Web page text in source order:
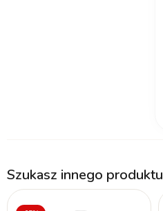
Szukasz innego